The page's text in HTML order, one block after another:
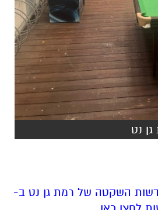
נט
השקטה של רמת גן נט ב-